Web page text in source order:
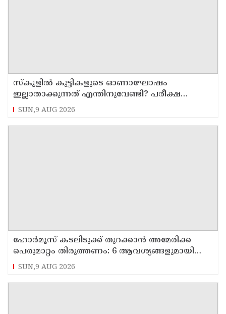
സ്‌കൂളില്‍ കുട്ടികളുടെ ഓണാഘോഷം
ഇല്ലാതാക്കുന്നത് എന്തിനുവേണ്ടി? പരീക്ഷ
ഷെഡ്യൂള്‍ മാറ്റിയത് തിരുത്തുമോ?
SUN,9 AUG 2026
ഹോര്‍മൂസ് കടലിടുക്ക് തുറക്കാന്‍ അമേരിക്ക
പെരുമാറ്റം തിരുത്തണം: 6 ആവശ്യങ്ങളുമായി
ഇറാന്‍ ദേശീയ സുരക്ഷാ കൗണ്‍സില്‍
SUN,9 AUG 2026